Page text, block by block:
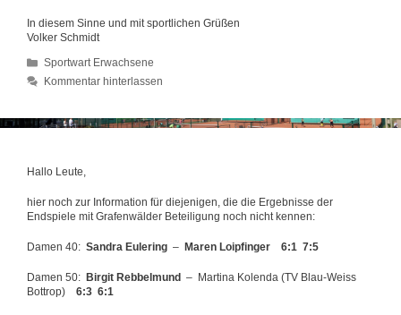
In diesem Sinne und mit sportlichen Grüßen
Volker Schmidt
Kategorien
Sportwart Erwachsene
Kommentar hinterlassen
Hallo Leute,
hier noch zur Information für diejenigen, die die Ergebnisse der
Endspiele mit Grafenwälder Beteiligung noch nicht kennen:
Damen 40: Sandra Eulering – Maren Loipfinger 6:1 7:5
Damen 50: Birgit Rebbelmund – Martina Kolenda (TV Blau-Weiss
Bottrop) 6:3 6:1